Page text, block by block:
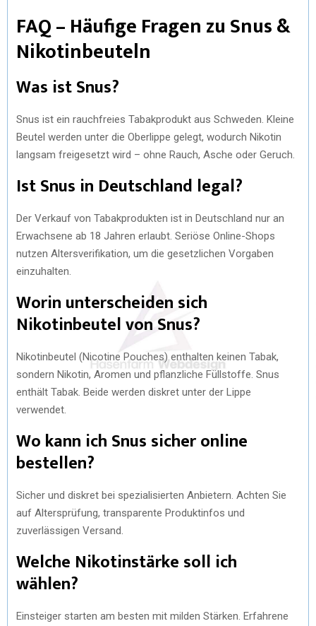
FAQ – Häufige Fragen zu Snus &
Nikotinbeuteln
Was ist Snus?
Snus ist ein rauchfreies Tabakprodukt aus Schweden. Kleine
Beutel werden unter die Oberlippe gelegt, wodurch Nikotin
langsam freigesetzt wird – ohne Rauch, Asche oder Geruch.
Ist Snus in Deutschland legal?
Der Verkauf von Tabakprodukten ist in Deutschland nur an
Erwachsene ab 18 Jahren erlaubt. Seriöse Online-Shops
nutzen Altersverifikation, um die gesetzlichen Vorgaben
einzuhalten.
Worin unterscheiden sich
Nikotinbeutel von Snus?
Nikotinbeutel (Nicotine Pouches) enthalten keinen Tabak,
sondern Nikotin, Aromen und pflanzliche Füllstoffe. Snus
enthält Tabak. Beide werden diskret unter der Lippe
verwendet.
Wo kann ich Snus sicher online
bestellen?
Sicher und diskret bei spezialisierten Anbietern. Achten Sie
auf Altersprüfung, transparente Produktinfos und
zuverlässigen Versand.
Welche Nikotinstärke soll ich
wählen?
Einsteiger starten am besten mit milden Stärken. Erfahrene